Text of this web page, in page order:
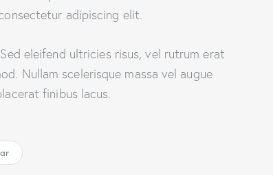
adipiscing elit.
eleifend ultricies risus, vel rutrum erat
Nullam scelerisque massa vel augue
finibus lacus.